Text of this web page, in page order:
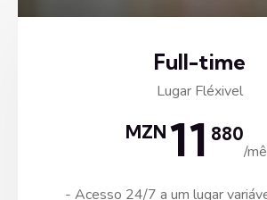
Full-time
Lugar Fléxivel
MZN 11 880
/
- Acesso 24/7 a um lugar